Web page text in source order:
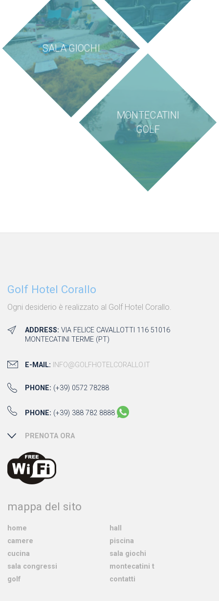
SALA GIOCHI
MONTECATINI
GOLF
Golf Hotel Corallo
Ogni desiderio è realizzato al Golf Hotel Corallo.
ADDRESS: VIA FELICE CAVALLOTTI 116 51016
MONTECATINI TERME (PT)
E-MAIL: INFO@GOLFHOTELCORALLO.IT
PHONE: (+39) 0572 78288
PHONE: (+39) 388 782 8888
PRENOTA ORA
mappa del sito
home
hall
camere
piscina
cucina
sala giochi
sala congressi
montecatini t
golf
contatti